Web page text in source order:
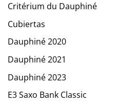
Critérium du Dauphiné
Cubiertas
Dauphiné 2020
Dauphiné 2021
Dauphiné 2023
E3 Saxo Bank Classic